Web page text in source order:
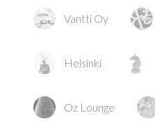
Vantti Oy
Helsinki
Oz Lounge